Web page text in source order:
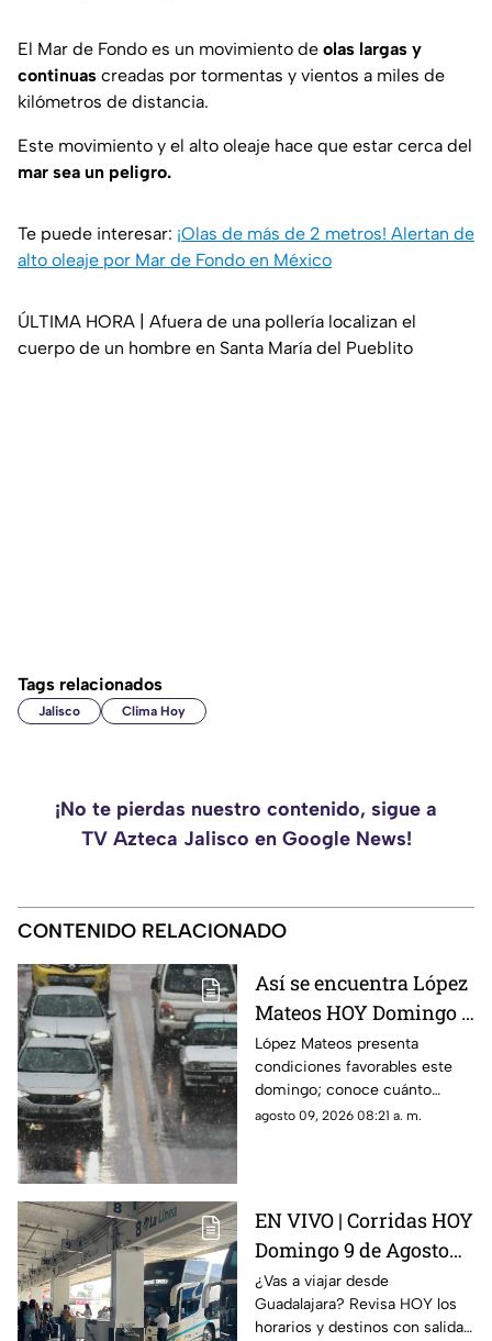
El Mar de Fondo es un movimiento de olas largas y
continuas creadas por tormentas y vientos a miles de
kilómetros de distancia.
Este movimiento y el alto oleaje hace que estar cerca del
mar sea un peligro.
Te puede interesar: ¡Olas de más de 2 metros! Alertan de
alto oleaje por Mar de Fondo en México
ÚLTIMA HORA | Afuera de una pollería localizan el
cuerpo de un hombre en Santa María del Pueblito
Tags relacionados
Jalisco Clima Hoy
¡No te pierdas nuestro contenido, sigue a
TV Azteca Jalisco en Google News!
CONTENIDO RELACIONADO
Así se encuentra López
Mateos HOY Domingo 9
de Agosto: ¿hay tráfico
o accidentes?
López Mateos presenta
condiciones favorables este
domingo; conoce cuánto
tiempo toma recorrer la
agosto 09, 2026 08:21 a. m.
EN VIVO | Corridas HOY
Domingo 9 de Agosto
en la Central Nueva de
Tlaquepaque: horarios
¿Vas a viajar desde
Guadalajara? Revisa HOY los
horarios y destinos con salidas